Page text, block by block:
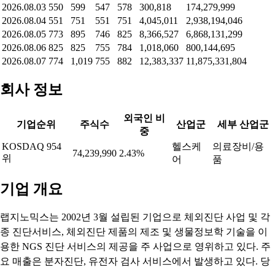
2026.08.03 550 599 547 578 300,818
174,279,999
2026.08.04 551 751 551 751 4,045,011
2,938,194,046
2026.08.05 773 895 746 825 8,366,527
6,868,131,299
2026.08.06 825 825 755 784 1,018,060
800,144,695
2026.08.07 774 1,019 755 882 12,383,337 11,875,331,804
회사 정보
기업순위 주식수
외국인 비
중
산업군 세부 산업군
KOSDAQ 954
위
74,239,990 2.43%
헬스케
어
의료장비/용
품
기업 개요
랩지노믹스는 2002년 3월 설립된 기업으로 체외진단 사업 및 각
종 진단서비스, 체외진단 제품의 제조 및 생물정보학 기술을 이
용한 NGS 진단 서비스의 제공을 주 사업으로 영위하고 있다. 주
요 매출은 분자진단, 유전자 검사 서비스에서 발생하고 있다. 당